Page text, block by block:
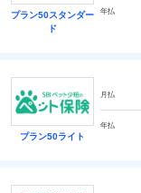
プラン50スタンダー
ド
年払
プラン50ライト
月払
年払